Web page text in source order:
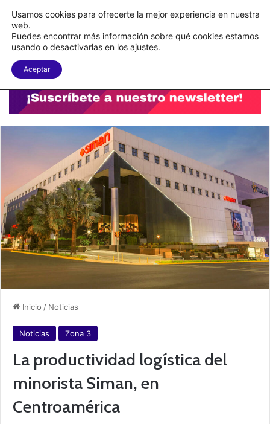
C&A México completa la implementación de su WMS en la nube
Menu
Inicio / Noticias
Noticias Zona 3
La productividad logística del
minorista Siman, en
Centroamérica
Usamos cookies para ofrecerte la mejor experiencia en nuestra
web.
Puedes encontrar más información sobre qué cookies estamos
usando o desactivarlas en los ajustes.
Aceptar